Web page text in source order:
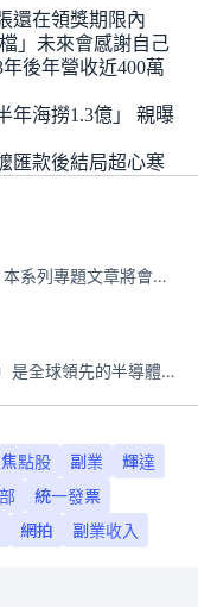
還在領獎期限內
」未來會感謝自己
後年營收近400萬
年海撈1.3億」 親曝
匯款後結局超心寒
ETF是什麼？ETF投資如何入門？本系列專題文章將會告訴你新手必須知道的ETF基礎知識。
台積電（tSMC；股票代號2330）是全球領先的半導體代工公司，成立於1987年，總部位於台灣新竹。且已於美國、日本、德國及中國設廠，台積電是全球首家專業積體電路製造服務公司，也是全球最先進和最大規模的半導體代工廠。
焦點股 副業
輝達
統一發票
網拍 副業收入